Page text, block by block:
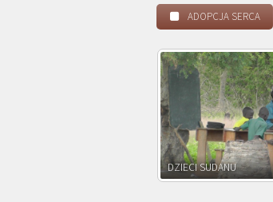
ADOPCJA SERCA
DZIECI